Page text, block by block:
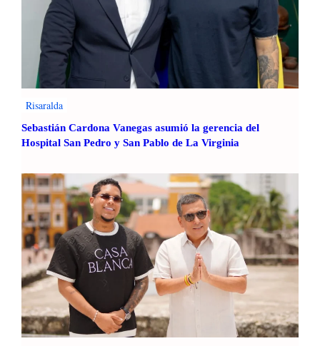
Risaralda
Sebastián Cardona Vanegas asumió la gerencia del
Hospital San Pedro y San Pablo de La Virginia